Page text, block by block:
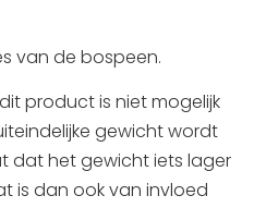
van de bospeen.
product is niet mogelijk
gewicht wordt
dat het gewicht iets lager
is dan ook van invloed